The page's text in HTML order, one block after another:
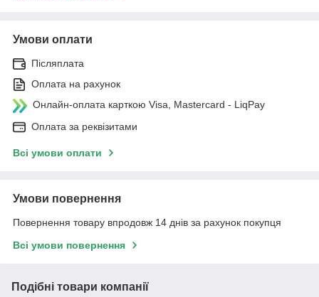
Умови оплати
Післяплата
Оплата на рахунок
Онлайн-оплата карткою Visa, Mastercard - LiqPay
Оплата за реквізитами
Всі умови оплати
Умови повернення
Повернення товару впродовж 14 днів за рахунок покупця
Всі умови повернення
Подібні товари компанії